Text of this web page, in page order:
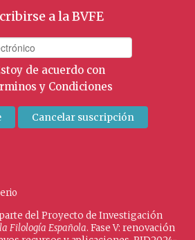
a la BVFE
de acuerdo con
y Condiciones
del Proyecto de Investigación
Filología Española. Fase V: renovación